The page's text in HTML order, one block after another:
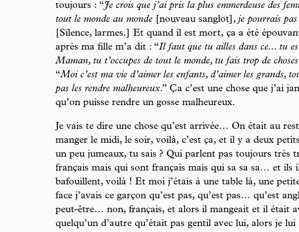
toujours : “Je crois que j’ai pris la plus emmerdeuse des
tout le monde au monde [nouveau sanglot] , je pourrais
[Silence, larmes.] Et quand il est mort, ça a été
après ma fille m’a dit : “Il faut que tu ailles dans ce... tu
Maman, tu t’occupes de tout le monde, tu fais trop de choses
“Moi c’est ma vie d’aimer les enfants, d’aimer les grands,
pas les rendre malheureux.” Ça c’est une chose que j’ai
qu’on puisse rendre un gosse malheureux.
Je vais te dire une chose qu’est arrivée… On était au
manger le midi, le soir, voilà, c’est ça, et il y a deux
un peu jumeaux, tu sais ? Qui parlent pas toujours très
français mais qui sont français mais qui sa sa sa… et ils
bafouillent, voilà ! Et moi j’étais à une table là, une
face j’avais ce garçon qu’est pas, qu’est pas… qu’est
peut-être… non, français, et alors il mangeait et il était
quelqu’un d’autre qu’était pas gentil avec lui, alors je lui